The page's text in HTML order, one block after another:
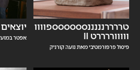
טררררנננננסססססספוווו
וווווררררט II
פיסול פרפורמטיבי מאת נועה קורניק
אפטר